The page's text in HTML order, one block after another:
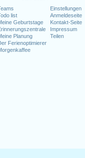
list
Geburtstage
Planung
Ferienoptimierer
Einstellungen
Anmeldeseite
Kontakt-Seite
Impressum
Teilen